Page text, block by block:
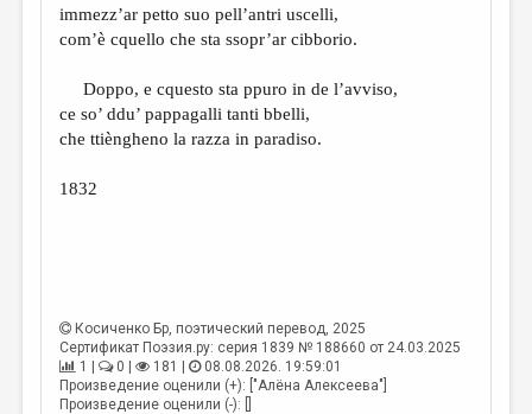
immezz’ar petto suo pell’antri uscelli,
com’è cquello che sta ssopr’ar cibborio.
Doppo, e cquesto sta ppuro in de l’avviso,
ce so’ ddu’ pappagalli tanti bbelli,
che ttièngheno la razza in paradiso.
1832
Косиченко Бр , поэтический перевод, 2025
Сертификат Поэзия.ру: серия 1839 № 188660 от 24.03.2025
1 |
0 | 181 |
08.08.2026. 19:59:01
Произведение оценили (+): ["Алёна Алексеева"]
Произведение оценили (-): []